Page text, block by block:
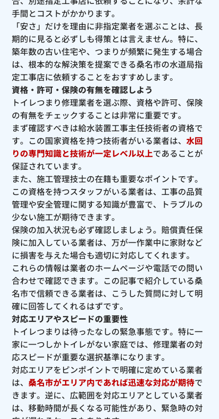
手間とコストがかかります。
「安さ」だけを理由に非指定業者を選ぶことは、長
期的に見ると必ずしも得策とは言えません。特に、
築年数の古い住宅や、つまりが頻繁に発生する場合
は、根本的な解決策を提案できる桑名市の水道局指
定工事店に依頼することをおすすめします。
資格・許可・保険の有無を確認しよう
トイレつまり修理業者を選ぶ際、資格や許可、保険
の有無をチェックすることは非常に重要です。
まず確認すべきは給水装置工事主任技術者の資格で
す。この国家資格を持つ技術者がいる業者は、 水回
りの専門知識と技術が一定レベル以上であることが
保証されています。
また、施工管理技士の在籍も重要なポイントです。
この資格を持つスタッフがいる業者は、工事の品質
管理や安全管理に関する知識が豊富で、トラブルの
少ない施工が期待できます。
保険の加入状況も必ず確認しましょう。賠償責任保
険に加入している業者は、万が一作業中に家財など
に損害を与えた場合も適切に対応してくれます。
これらの情報は業者のホームページや電話での問い
合わせで確認できます。この記事で紹介している桑
名市で信頼できる業者は、こうした質問に対して明
確に回答してくれるはずです。
対応エリアやスピードの重要性
トイレつまりは待ったなしの緊急事態です。特に一
家に一つしかトイレがない家庭では、修理業者の対
応スピードが重要な選択基準になります。
対応エリアをピンポイントで明確に定めている業者
は、 桑名市がエリア内であれば迅速な対応が期待で
きます。逆に、広範囲を対応エリアとしている業者
は、移動時間が長くなる可能性があり、緊急時の対